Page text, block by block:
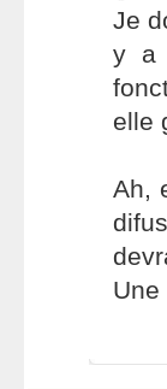
Je
y a
elle
Ah,